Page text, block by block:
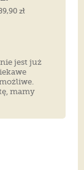
zł
jest już
mamy